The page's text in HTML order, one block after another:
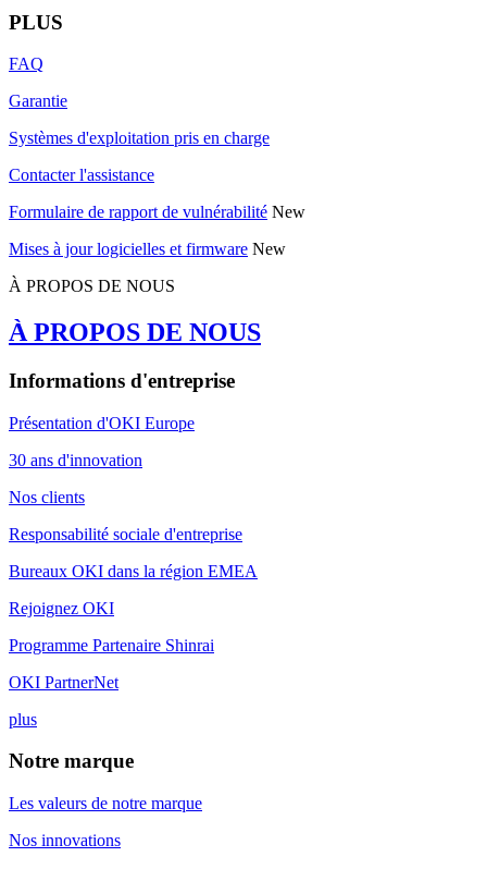
PLUS
FAQ
Garantie
Systèmes d'exploitation pris en charge
Contacter l'assistance
Formulaire de rapport de vulnérabilité New
Mises à jour logicielles et firmware New
À PROPOS DE NOUS
À PROPOS DE NOUS
Informations d'entreprise
Présentation d'OKI Europe
30 ans d'innovation
Nos clients
Responsabilité sociale d'entreprise
Bureaux OKI dans la région EMEA
Rejoignez OKI
Programme Partenaire Shinrai
OKI PartnerNet
plus
Notre marque
Les valeurs de notre marque
Nos innovations